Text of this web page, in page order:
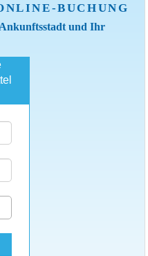
BUCHUNG
und Ihr